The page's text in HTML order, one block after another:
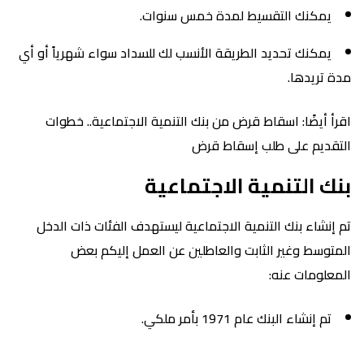
يمكنك التقسيط لمدة خمس سنوات.
يمكنك تحديد الطريقة الأنسب لك للسداد سواء شهرياً أو أي
مدة تريدها.
اقرأ أيضًا: اسقاط قرض من بنك التنمية الاجتماعية.. خطوات
التقديم على طلب إسقاط قرض
بنك التنمية الاجتماعية
تم إنشاء بنك التنمية الاجتماعية ليستهدف الفئات ذات الدخل
المتوسط وغير الثابت والعاطلين عن العمل إليكم بعض
المعلومات عنه:
تم إنشاء البنك عام 1971 بأمر ملكي.